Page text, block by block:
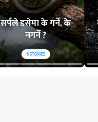
सर्पले डसेमा के गर्ने, के
नगर्ने ?
6STORIES